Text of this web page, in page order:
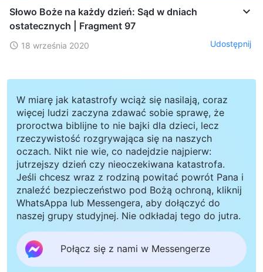
Słowo Boże na każdy dzień: Sąd w dniach
ostatecznych | Fragment 97
18 września 2020 Udostępnij
W miarę jak katastrofy wciąż się nasilają, coraz
więcej ludzi zaczyna zdawać sobie sprawę, że
proroctwa biblijne to nie bajki dla dzieci, lecz
rzeczywistość rozgrywająca się na naszych
oczach. Nikt nie wie, co nadejdzie najpierw:
jutrzejszy dzień czy nieoczekiwana katastrofa.
Jeśli chcesz wraz z rodziną powitać powrót Pana i
znaleźć bezpieczeństwo pod Bożą ochroną, kliknij
WhatsAppa lub Messengera, aby dołączyć do
naszej grupy studyjnej. Nie odkładaj tego do jutra.
Połącz się z nami w Messengerze